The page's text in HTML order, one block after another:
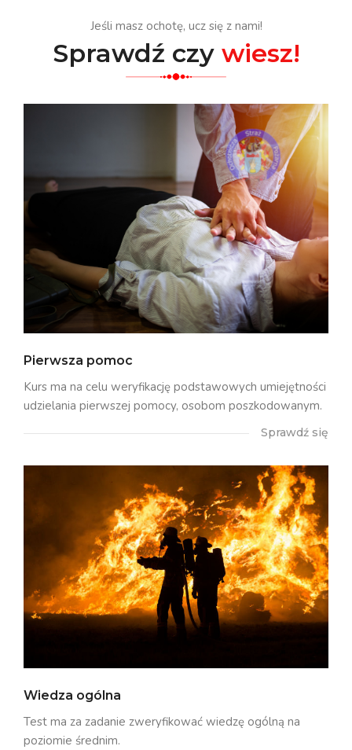
Jeśli masz ochotę, ucz się z nami!
Sprawdź czy wiesz!
Pierwsza pomoc
Kurs ma na celu weryfikację podstawowych umiejętności
udzielania pierwszej pomocy, osobom poszkodowanym.
Sprawdź się
Wiedza ogólna
Test ma za zadanie zweryfikować wiedzę ogólną na
poziomie średnim.